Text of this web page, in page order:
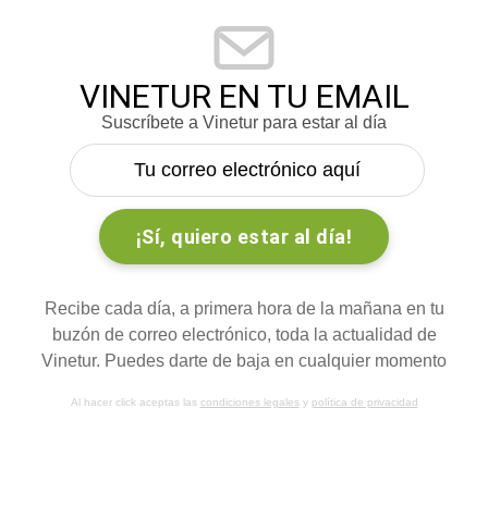
VINETUR EN TU EMAIL
Suscríbete a Vinetur para estar al día
Recibe cada día, a primera hora de la mañana en tu
buzón de correo electrónico, toda la actualidad de
Vinetur. Puedes darte de baja en cualquier momento
Al hacer click aceptas las condiciones legalesy política de privacidad